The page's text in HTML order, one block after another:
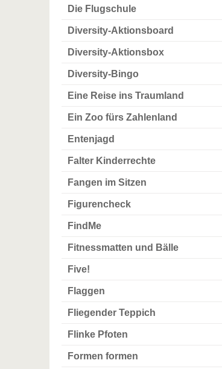
Die Flugschule
Diversity-Aktionsboard
Diversity-Aktionsbox
Diversity-Bingo
Eine Reise ins Traumland
Ein Zoo fürs Zahlenland
Entenjagd
Falter Kinderrechte
Fangen im Sitzen
Figurencheck
FindMe
Fitnessmatten und Bälle
Five!
Flaggen
Fliegender Teppich
Flinke Pfoten
Formen formen